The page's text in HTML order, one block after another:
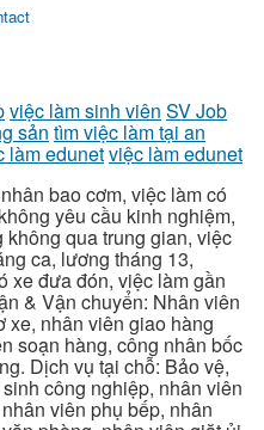
việc làm sinh viên SV Job
sản tìm việc làm tại an
làm edunetviệc làm edunet
bao cơm, việc làm có
yêu cầu kinh nghiệm,
qua trung gian, việc
ca, lương tháng 13,
xe đưa đón, việc làm gần
& Vận chuyển: Nhân viên
xe, nhân viên giao hàng
soạn hàng, công nhân bốc
Dịch vụ tại chỗ: Bảo vệ,
công nghiệp, nhân viên
viên phụ bếp, nhân